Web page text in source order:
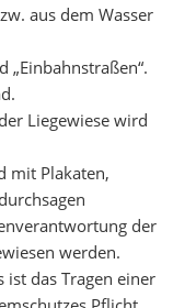
aus dem Wasser
„Einbahnstraßen“.
Liegewiese wird
mit Plakaten,
der
werden.
ist das Tragen einer